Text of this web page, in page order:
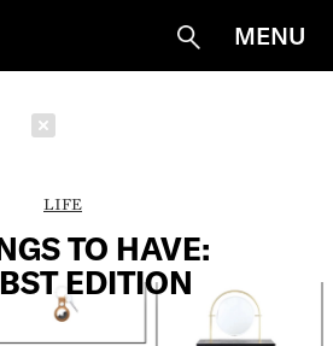
Suche
MENU
LIFE
TO HAVE:
EDITION